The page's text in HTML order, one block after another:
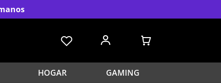
HOGAR GAMING